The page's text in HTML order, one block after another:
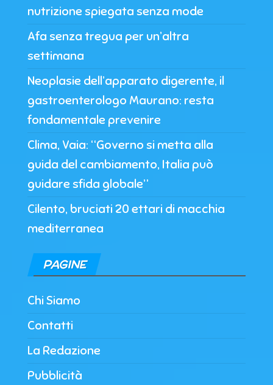
nutrizione spiegata senza mode
Afa senza tregua per un’altra
settimana
Neoplasie dell’apparato digerente, il
gastroenterologo Maurano: resta
fondamentale prevenire
Clima, Vaia: “Governo si metta alla
guida del cambiamento, Italia può
guidare sfida globale”
Cilento, bruciati 20 ettari di macchia
mediterranea
PAGINE
Chi Siamo
Contatti
La Redazione
Pubblicità